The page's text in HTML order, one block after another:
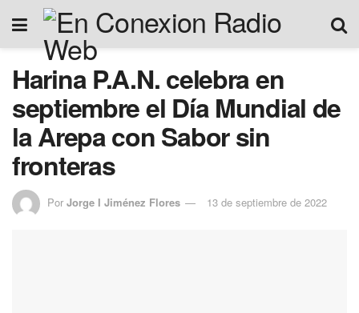
Harina P.A.N. celebra en
septiembre el Día Mundial de
la Arepa con Sabor sin
fronteras
Por Jorge I Jiménez Flores 13 de septiembre de 2022